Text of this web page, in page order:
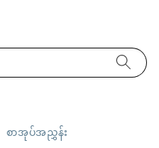
စာအုပ်အညွှန်း